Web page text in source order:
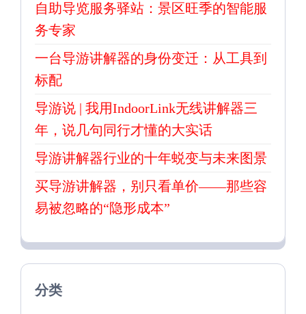
自助导览服务驿站：景区旺季的智能服
务专家
一台导游讲解器的身份变迁：从工具到
标配
导游说 | 我用IndoorLink无线讲解器三
年，说几句同行才懂的大实话
导游讲解器行业的十年蜕变与未来图景
买导游讲解器，别只看单价——那些容
易被忽略的“隐形成本”
分类